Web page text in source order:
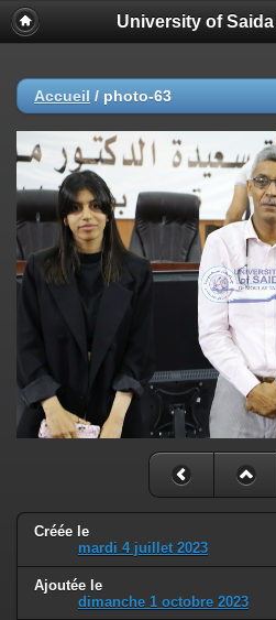
University of
Accueil / photo-63
Créée le
mardi 4 juillet 2023
Ajoutée le
dimanche 1 octobre 2023